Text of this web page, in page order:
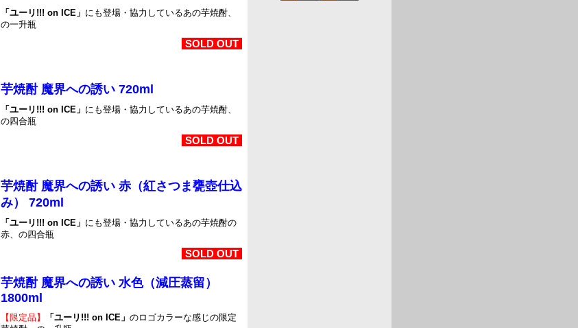
「ユーリ!!! on ICE」 にも登場・協力しているあの芋焼酎、
の一升瓶
SOLD OUT
芋焼酎 魔界への誘い 720ml
「ユーリ!!! on ICE」 にも登場・協力しているあの芋焼酎、
の四合瓶
SOLD OUT
芋焼酎 魔界への誘い 赤（紅さつま甕壺仕込
み） 720ml
「ユーリ!!! on ICE」 にも登場・協力しているあの芋焼酎の
赤、の四合瓶
SOLD OUT
芋焼酎 魔界への誘い 水色（減圧蒸留）
1800ml
【限定品】 「ユーリ!!! on ICE」 のロゴカラーな感じの限定